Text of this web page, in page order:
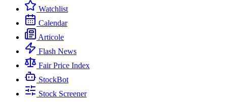
Watchlist
Calendar
Articole
Flash News
Fair Price Index
StockBot
Stock Screener